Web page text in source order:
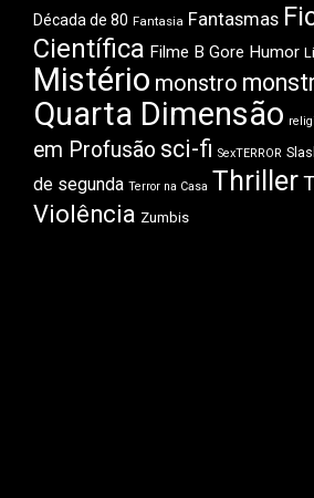
Década de 80 Fantasia Fantasmas
Científica Filme B Gore Humor
Mistério monstro
Quarta Dimensão
em Profusão sci-fi SexTERROR
de segunda Terror na Casa Thriller
Violência Zumbis